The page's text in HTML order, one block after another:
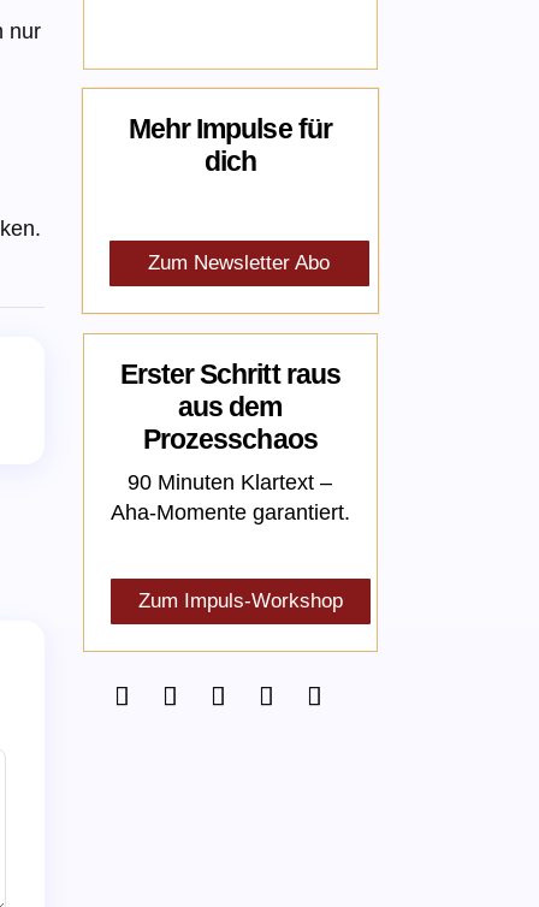
nur
Mehr Impulse für
dich
Zum Newsletter Abo
Erster Schritt raus
aus dem
Prozesschaos
90 Minuten Klartext –
Aha-Momente garantiert.
Zum Impuls-Workshop